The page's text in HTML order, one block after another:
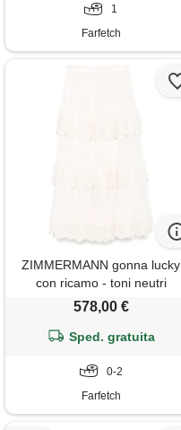
1
Farfetch
ZIMMERMANN gonna lucky
con ricamo - toni neutri
578,00 €
Sped. gratuita
0-2
Farfetch